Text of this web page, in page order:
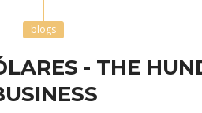
blogs
- THE